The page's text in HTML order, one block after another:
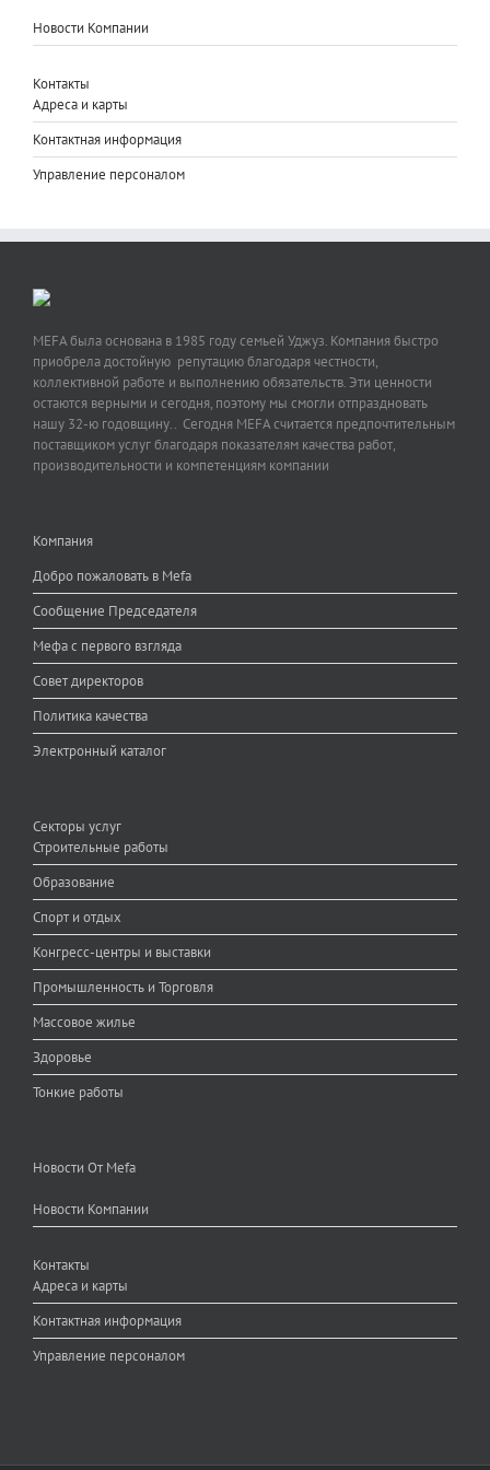
Новости Компании
Контакты
Адреса и карты
Контактная информация
Управление персоналом
MEFA была основана в 1985 году семьей Уджуз. Компания быстро
приобрела достойную репутацию благодаря честности,
коллективной работе и выполнению обязательств. Эти ценности
остаются верными и сегодня, поэтому мы смогли отпраздновать
нашу 32-ю годовщину.. Сегодня MEFA считается предпочтительным
поставщиком услуг благодаря показателям качества работ,
производительности и компетенциям компании
Компания
Добро пожаловать в Mefa
Сообщение Председателя
Мефа с первого взгляда
Совет директоров
Политика качества
Электронный каталог
Секторы услуг
Строительные работы
Образование
Спорт и отдых
Конгресс-центры и выставки
Промышленность и Торговля
Массовое жилье
Здоровье
Тонкие работы
Новости От Mefa
Новости Компании
Контакты
Адреса и карты
Контактная информация
Управление персоналом